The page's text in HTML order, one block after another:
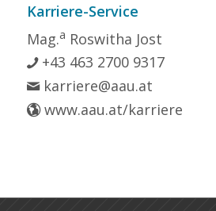
Karriere-Service
Mag.a Roswitha Jost
+43 463 2700 9317
karriere@aau.at
www.aau.at/karriere